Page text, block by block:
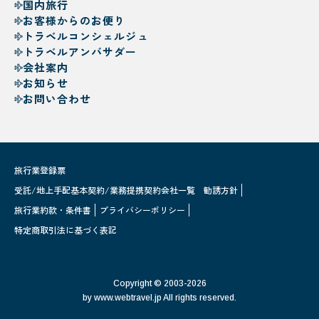
国内旅行
お客様からのお便り
トラベルコンシェルジュ
トラベルアンバサダー
会社案内
お知らせ
お問い合わせ
旅行業登録票
受託/地上手配基本契約/業務提携契約会社一覧
勧誘方針
旅行業約款・条件書
プライバシーポリシー
特定商取引法に基づく表記
Copyright © 2003-2026
by www.webtravel.jp All rights reserved.